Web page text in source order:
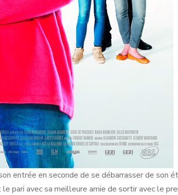
entrée en seconde de se débarrasser de son
pari avec sa meilleure amie de sortir avec le